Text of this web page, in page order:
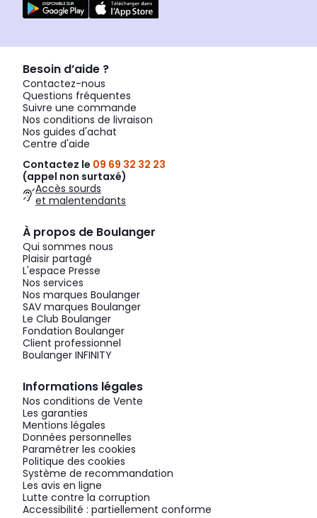
Besoin d’aide ?
Contactez-nous
Questions fréquentes
Suivre une commande
Nos conditions de livraison
Nos guides d'achat
Centre d'aide
Contactez le 09 69 32 32 23
(appel non surtaxé)
Accès sourds
et malentendants
À propos de Boulanger
Qui sommes nous
Plaisir partagé
L'espace Presse
Nos services
Nos marques Boulanger
SAV marques Boulanger
Le Club Boulanger
Fondation Boulanger
Client professionnel
Boulanger INFINITY
Informations légales
Nos conditions de Vente
Les garanties
Mentions légales
Données personnelles
Paramétrer les cookies
Politique des cookies
Système de recommandation
Les avis en ligne
Lutte contre la corruption
Accessibilité : partiellement conforme